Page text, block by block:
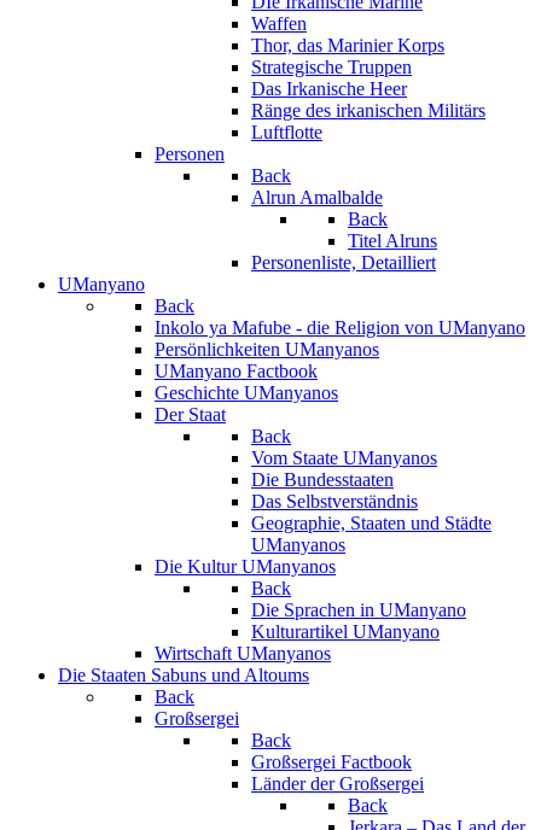
Waffen
Thor, das Marinier Korps
Strategische Truppen
Das Irkanische Heer
Ränge des irkanischen Militärs
Luftflotte
Personen
Back
Alrun Amalbalde
Back
Titel Alruns
Personenliste, Detailliert
UManyano
Back
Inkolo ya Mafube - die Religion von UManyano
Persönlichkeiten UManyanos
UManyano Factbook
Geschichte UManyanos
Der Staat
Back
Vom Staate UManyanos
Die Bundesstaaten
Das Selbstverständnis
Geographie, Staaten und Städte
UManyanos
Die Kultur UManyanos
Back
Die Sprachen in UManyano
Kulturartikel UManyano
Wirtschaft UManyanos
Die Staaten Sabuns und Altoums
Back
Großsergei
Back
Großsergei Factbook
Länder der Großsergei
Back